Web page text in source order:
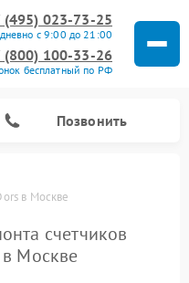
(495) 023-73-25
с 9:00 до 21:00
(800) 100-33-26
бесплатный по РФ
Позвонить
в Москве
счетчиков
Москве